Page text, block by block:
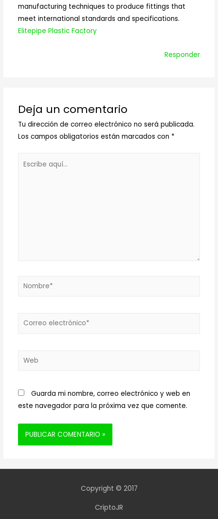
manufacturing techniques to produce fittings that
meet international standards and specifications.
Elitepipe Plastic Factory
Responder
Deja un comentario
Tu dirección de correo electrónico no será publicada.
Los campos obligatorios están marcados con *
Nombre*
Correo
Web
Guarda mi nombre, correo electrónico y web en
este navegador para la próxima vez que comente.
Copyright © 2017
CriptoJR